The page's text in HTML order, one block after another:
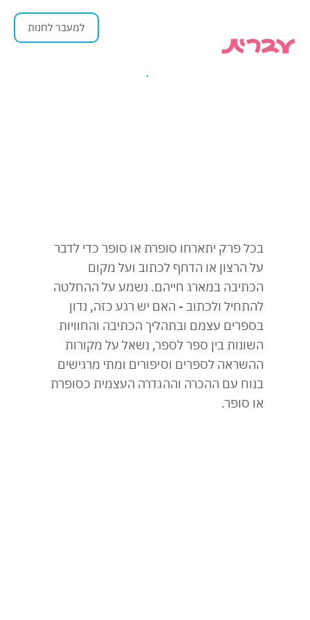
למעבר לחנות
בכל פרק יתארחו סופרת או סופר כדי לדבר
על הרצון או הדחף לכתוב ועל מקום
הכתיבה במארג חייהם. נשמע על ההחלטה
להתחיל ולכתוב - האם יש רגע כזה, נדון
בספרים עצמם ובתהליך הכתיבה והחוויות
השונות בין ספר לספר, נשאל על מקורות
ההשראה לספרים וסיפורים ומתי מרגישים
בנוח עם ההכרה וההגדרה העצמית כסופרת
או סופר.